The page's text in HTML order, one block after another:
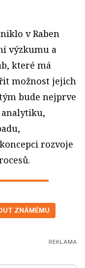
v Raben
výzkumu a
které má
možnost jejich
bude nejprve
rozvoje
ZNÁMÉMU